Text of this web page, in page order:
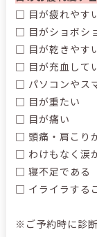
□ 目が疲れやす
□ 目がショボシ
□ 目が乾きやす
□ 目が充血して
□ パソコンやス
□ 目が重たい
□ 目が痛い
□ 頭痛・肩こり
□ わけもなく涙
□ 寝不足である
□ イライラする
※ご予約時に診